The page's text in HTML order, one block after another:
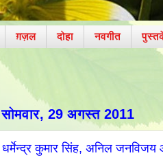
ग़ज़ल दोहा नवगीत
सोमवार, 29 अगस्त 2011
धर्मेन्द्र कुमार सिंह, अनिल